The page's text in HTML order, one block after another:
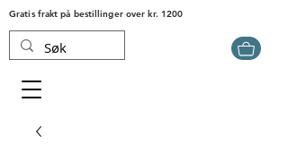
Gratis frakt på bestillinger over kr. 1200